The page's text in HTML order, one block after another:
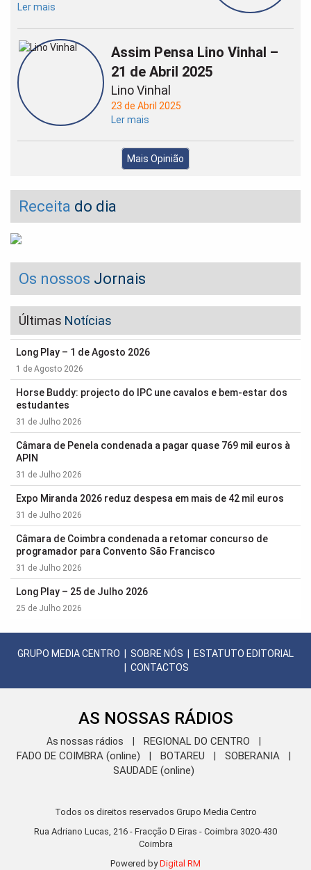
Ler mais
Assim Pensa Lino Vinhal –
21 de Abril 2025
Lino Vinhal
23 de Abril 2025
Ler mais
Mais Opinião
Receita do dia
Os nossos Jornais
Últimas Notícias
Long Play – 1 de Agosto 2026
1 de Agosto 2026
Horse Buddy: projecto do IPC une cavalos e bem-estar dos
estudantes
31 de Julho 2026
Câmara de Penela condenada a pagar quase 769 mil euros à
APIN
31 de Julho 2026
Expo Miranda 2026 reduz despesa em mais de 42 mil euros
31 de Julho 2026
Câmara de Coimbra condenada a retomar concurso de
programador para Convento São Francisco
31 de Julho 2026
Long Play – 25 de Julho 2026
25 de Julho 2026
GRUPO MEDIA CENTRO SOBRE NÓS
ESTATUTO EDITORIAL
CONTACTOS
AS NOSSAS RÁDIOS
As nossas rádios REGIONAL DO CENTRO
FADO DE COIMBRA (online) BOTAREU SOBERANIA
SAUDADE (online)
Todos os direitos reservados Grupo Media Centro
Rua Adriano Lucas, 216 - Fracção D Eiras - Coimbra 3020-430
Coimbra
Powered byDigital RM